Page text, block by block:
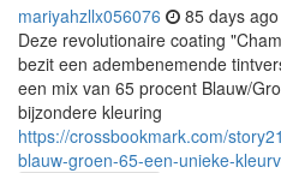
mariyahzllx056076 85 days ago
Deze revolutionaire coating
bezit een adembenemende
een mix van 65 procent Blauw/
bijzondere kleuring
https://crossbookmark.com/
blauw-groen-65-een-unieke-